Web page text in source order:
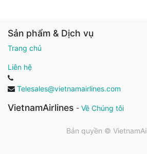
Sản phẩm & Dịch vụ
Trang chủ
Liên hệ
Telesales@vietnamairlines.com
VietnamAirlines - Về Chúng tôi
Bản quyền ©